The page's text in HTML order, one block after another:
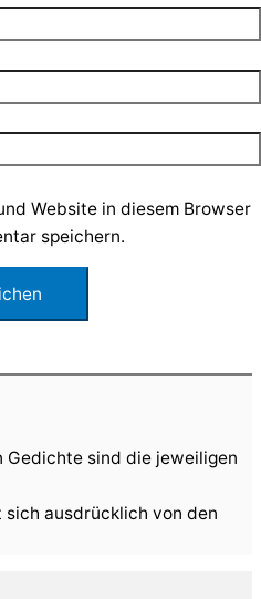
Website in diesem Browser
speichern.
Gedichte sind die jeweiligen
ausdrücklich von den